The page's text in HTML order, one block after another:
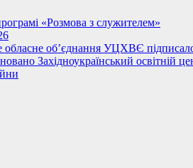
«Розмова з служителем»
обласне об’єднання УЦХВЄ
Західноукраїнський освітній